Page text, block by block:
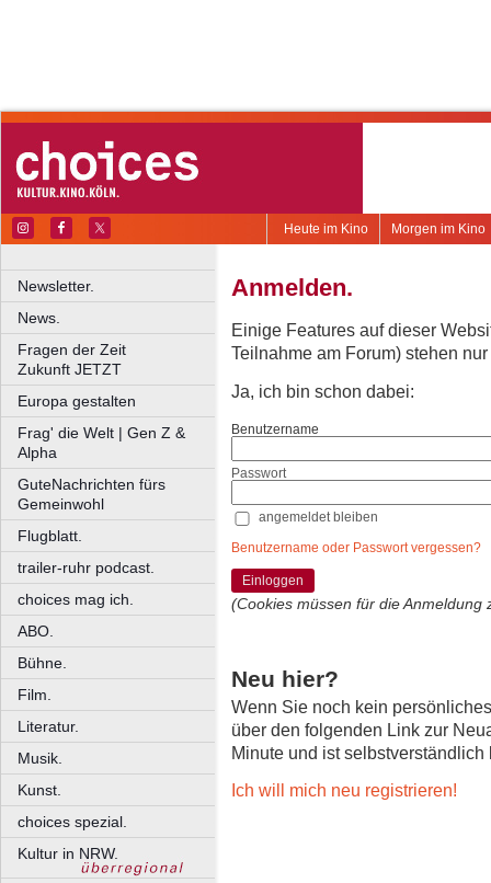
Morgen im Kino
Heute im Kino
Newsletter.
News.
Fragen der Zeit
Zukunft JETZT
Europa gestalten
Frag' die Welt | Gen Z &
Alpha
GuteNachrichten fürs
Gemeinwohl
Flugblatt.
trailer-ruhr podcast.
choices mag ich.
ABO.
Bühne.
Film.
Literatur.
Musik.
Kunst.
choices spezial.
Kultur in NRW.
Anmelden.
Einige Features auf dieser
Teilnahme am Forum) stehen
Ja, ich bin schon dabei:
Benutzername
Passwort
angemeldet bleiben
Benutzername oder Passwort vergessen?
Einloggen
(Cookies müssen für die Anmeldung
Neu hier?
Wenn Sie noch kein
über den folgenden Link zur
Minute und ist selbstverständlich
Ich will mich neu registrieren!